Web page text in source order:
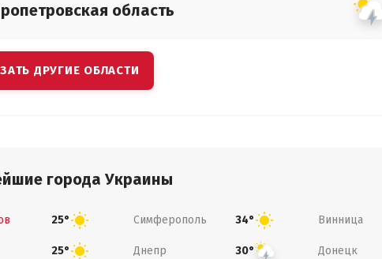
область
ДРУГИЕ ОБЛАСТИ
города Украины
25° Симферополь 34° Винница
25° Днепр 30° Донецк